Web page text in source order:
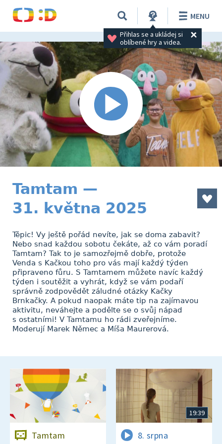
Přihlas se a ukládej si
oblíbené hry a videa.
MENU
Tamtam —
31. května 2025
Těpic! Vy ještě pořád nevíte, jak se doma zabavit?
Nebo snad každou sobotu čekáte, až co vám poradí
Tamtam? Tak to je samozřejmě dobře, protože
Venda s Kačkou toho pro vás mají každý týden
připraveno fůru. S Tamtamem můžete navíc každý
týden i soutěžit a vyhrát, když se vám podaří
správně zodpovědět záludné otázky Kačky
Brnkačky. A pokud naopak máte tip na zajímavou
aktivitu, neváhejte a podělte se o svůj nápad
s ostatními! V Tamtamu ho rádi zveřejníme.
Moderují Marek Němec a Míša Maurerová.
Tamtam
19:39
8. srpna